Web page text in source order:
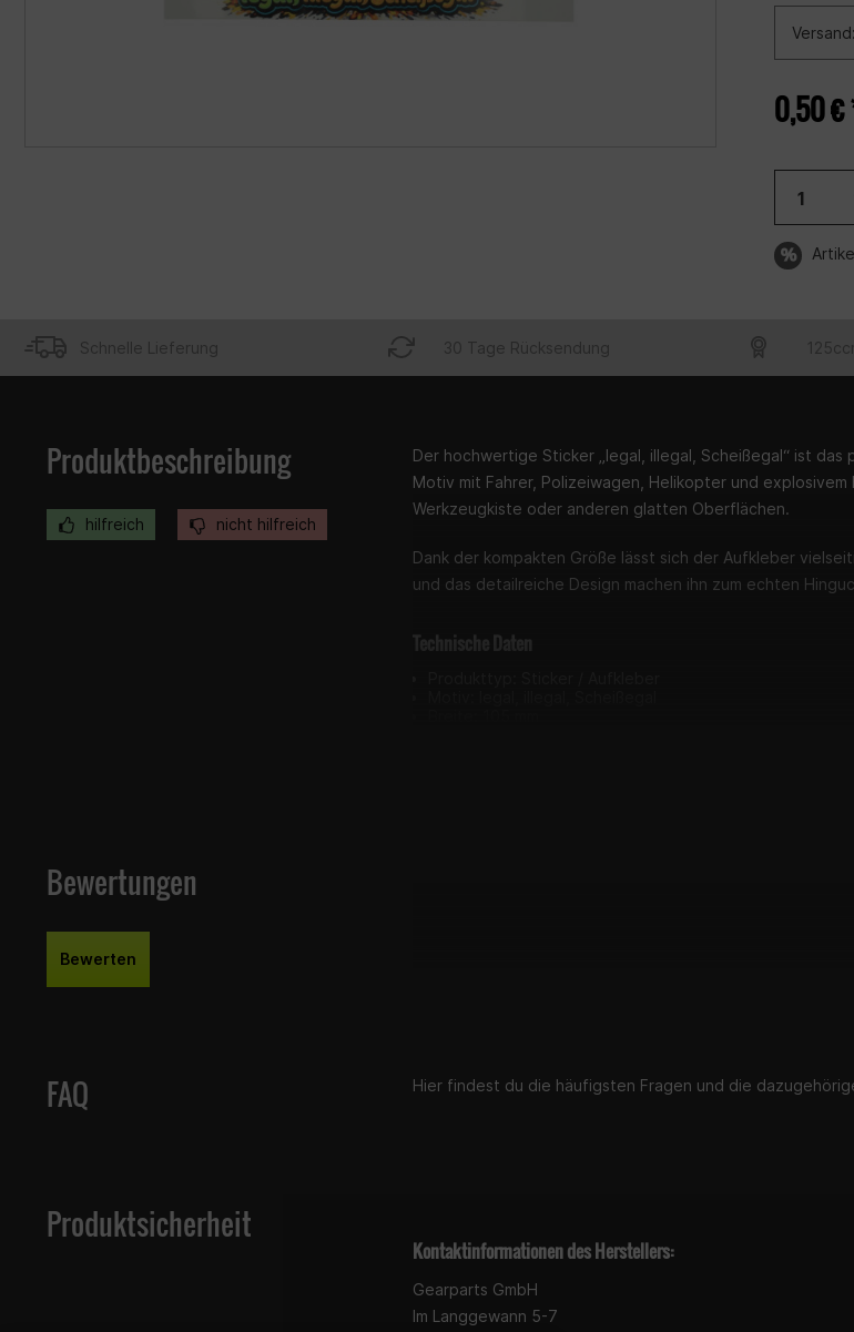
Versand:
0,50 €
Schnelle Lieferung 30 Tage Rücksendung
Produktbeschreibung
hilfreich nicht hilfreich
Der hochwertige Sticker „legal, illegal, Scheißegal“ ist
Motiv mit Fahrer, Polizeiwagen, Helikopter und
Werkzeugkiste oder anderen glatten Oberflächen.
Dank der kompakten Größe lässt sich der Aufkleber
und das detailreiche Design machen ihn zum echten
Technische Daten
Bewertungen
Bewerten
FAQ Hier findest du die häufigsten Fragen und die
Produktsicherheit
Kontaktinformationen des Herstellers:
Gearparts GmbH
Im Langgewann 5-7